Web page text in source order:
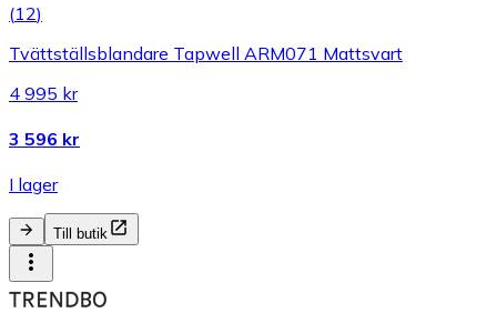
(12)
Tvättställsblandare Tapwell ARM071 Mattsvart
4 995 kr
3 596 kr
I lager
Till butik